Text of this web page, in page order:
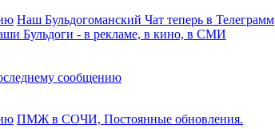
Наш Бульдогоманский Чат теперь в Телеграмм
Бульдоги - в рекламе, в кино, в СМИ
сообщению
ПМЖ в СОЧИ, Постоянные обновления.